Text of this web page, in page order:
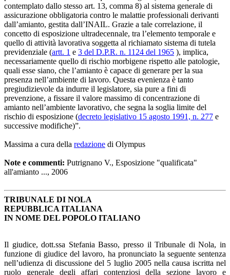
contemplato dallo stesso art. 13, comma 8) al sistema generale di
assicurazione obbligatoria contro le malattie professionali derivanti
dall’amianto, gestita dall’INAIL. Grazie a tale correlazione, il
concetto di esposizione ultradecennale, tra l’elemento temporale e
quello di attività lavorativa soggetta al richiamato sistema di tutela
previdenziale (artt. 1 e 3 del D.P.R. n. 1124 del 1965 ), implica,
necessariamente quello di rischio morbigene rispetto alle patologie,
quali esse siano, che l’amianto è capace di generare per la sua
presenza nell’ambiente di lavoro. Questa evenienza è tanto
pregiudizievole da indurre il legislatore, sia pure a fini di
prevenzione, a fissare il valore massimo di concentrazione di
amianto nell’ambiente lavorativo, che segna la soglia limite del
rischio di esposizione (decreto legislativo 15 agosto 1991, n. 277 e
successive modifiche)”.
Massima a cura della redazione di Olympus
Note e commenti: Putrignano V., Esposizione "qualificata"
all'amianto ..., 2006
TRIBUNALE DI NOLA
REPUBBLICA ITALIANA
IN NOME DEL POPOLO ITALIANO
Il giudice, dott.ssa Stefania Basso, presso il Tribunale di Nola, in
funzione di giudice del lavoro, ha pronunciato la seguente sentenza
nell’udienza di discussione del 5 luglio 2005 nella causa iscritta nel
ruolo generale degli affari contenziosi della sezione lavoro e